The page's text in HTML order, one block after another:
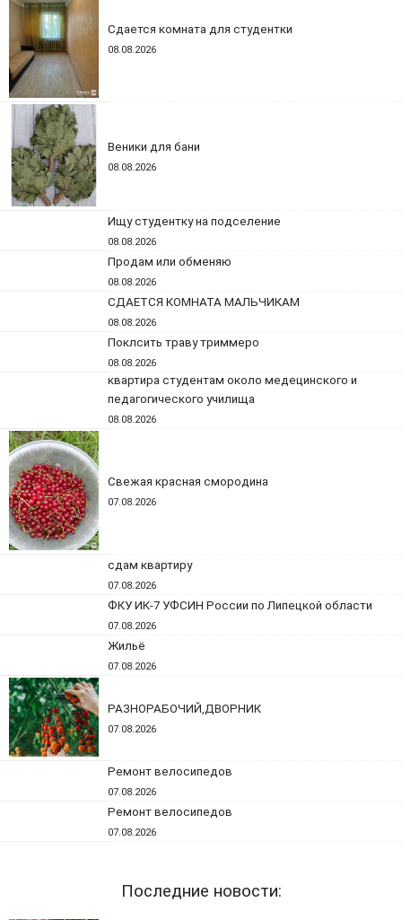
Сдается комната для студентки
08.08.2026
Веники для бани
08.08.2026
Ищу студентку на подселение
08.08.2026
Продам или обменяю
08.08.2026
СДАЕТСЯ КОМНАТА МАЛЬЧИКАМ
08.08.2026
Поклсить траву триммеро
08.08.2026
квартира студентам около медецинского и
педагогического училища
08.08.2026
Свежая красная смородина
07.08.2026
сдам квартиру
07.08.2026
ФКУ ИК-7 УФСИН России по Липецкой области
07.08.2026
Жильё
07.08.2026
РАЗНОРАБОЧИЙ,ДВОРНИК
07.08.2026
Ремонт велосипедов
07.08.2026
Ремонт велосипедов
07.08.2026
Последние новости: